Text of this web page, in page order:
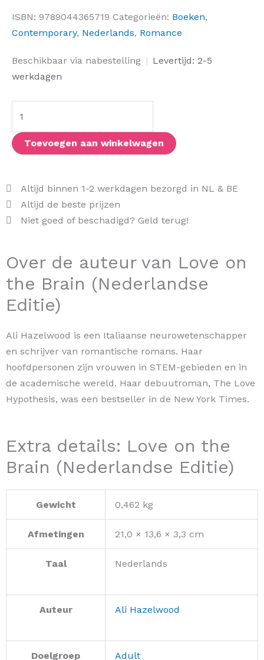
ISBN: 9789044365719 Categorieën: Boeken,
Contemporary, Nederlands, Romance
Beschikbaar via nabestelling | Levertijd: 2-5
werkdagen
Love
on
(Nederlandse
Editie)
aantal
Toevoegen aan winkelwagen
Altijd binnen 1-2 werkdagen bezorgd in NL & BE
Altijd de beste prijzen
Niet goed of beschadigd? Geld terug!
Over de auteur van Love on
the Brain (Nederlandse
Editie)
Ali Hazelwood is een Italiaanse neurowetenschapper
en schrijver van romantische romans. Haar
hoofdpersonen zijn vrouwen in STEM-gebieden en in
de academische wereld. Haar debuutroman, The Love
Hypothesis, was een bestseller in de New York Times.
Extra details: Love on the
Brain (Nederlandse Editie)
Gewicht 0,462 kg
Afmetingen 21,0 × 13,6 × 3,3 cm
Taal Nederlands
Auteur Ali Hazelwood
Doelgroep Adult